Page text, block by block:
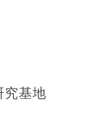
究基地